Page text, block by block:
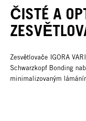
ČISTÉ A
Zesvětlovače IGORA
Schwarzkopf Bonding
minimalizovaným